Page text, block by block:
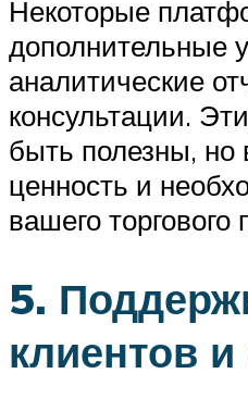
Некоторые
дополнительные
аналитические
консультации.
быть полезны, но
ценность и
вашего торгового
5.
клиентов